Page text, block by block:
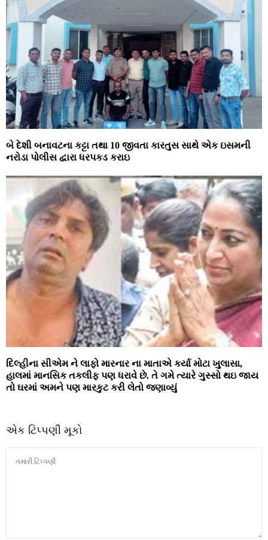
બે દેશી બનાવટના કટ્ટા તથા 10 જીવતા કારતુસ સાથે એક ઇસમની
નરોડા પોલીસ દ્વારા ધરપકડ કરાઇ
દિલ્હીના સીએમ ને લાફો મારનાર ના માતાએ કર્યા મોટા ખુલાસા,
હાલમાં માનસિક તકલીફ પણ ધરાવે છે. તે ગમે ત્‍યારે ગુસ્‍સો થઇ જાય
તો ઘરમાં અમને પણ મારકુટ કરી લેતો જણાવ્યું
એક ટિપ્પણી મૂકો